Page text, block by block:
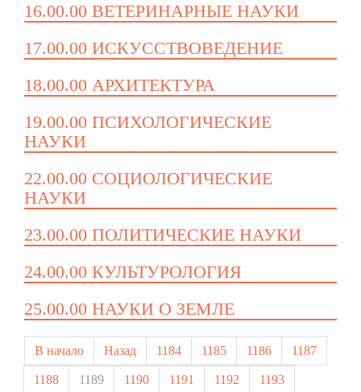
16.00.00 ВЕТЕРИНАРНЫЕ НАУКИ
17.00.00 ИСКУССТВОВЕДЕНИЕ
18.00.00 АРХИТЕКТУРА
19.00.00 ПСИХОЛОГИЧЕСКИЕ
НАУКИ
22.00.00 СОЦИОЛОГИЧЕСКИЕ
НАУКИ
23.00.00 ПОЛИТИЧЕСКИЕ НАУКИ
24.00.00 КУЛЬТУРОЛОГИЯ
25.00.00 НАУКИ О ЗЕМЛЕ
В начало Назад 1184 1185 1186 1187
1188 1189 1190 1191 1192 1193